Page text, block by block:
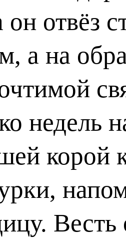
он отвёз
а на
недель
корой
Весть